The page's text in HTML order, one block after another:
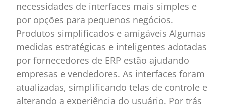
necessidades de interfaces mais simples e
por opções para pequenos negócios.
Produtos simplificados e amigáveis Algumas
medidas estratégicas e inteligentes adotadas
por fornecedores de ERP estão ajudando
empresas e vendedores. As interfaces foram
atualizadas, simplificando telas de controle e
alterando a experiência do usuário. Por trás